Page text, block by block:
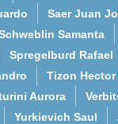
Saer Juan
Samanta
Spregelburd Rafael
Tizon Hector
Aurora
Yurkievich Saul